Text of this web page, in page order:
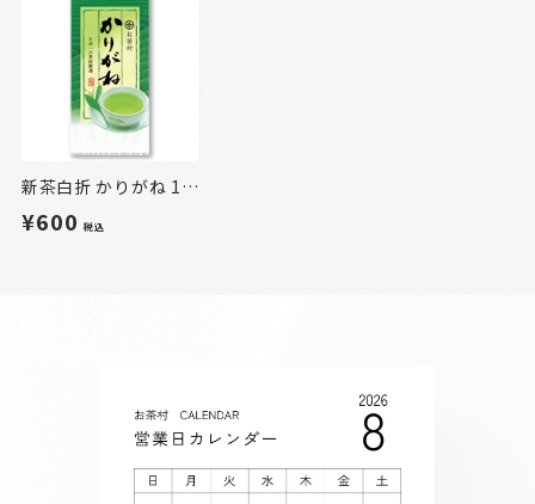
新茶白折 かりがね 100g
¥600税込